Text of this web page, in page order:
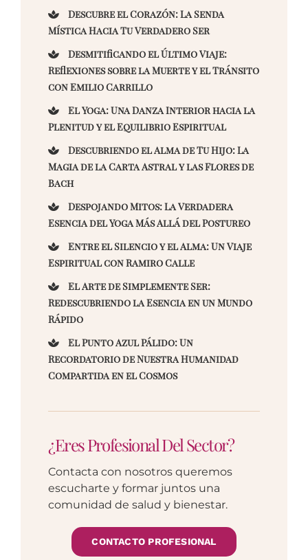
Descubre el Corazón: La Senda
Mística Hacia Tu Verdadero Ser
Desmitificando el Último Viaje:
Reflexiones sobre la Muerte y el Tránsito
con Emilio Carrillo
El Yoga: Una Danza Interior hacia la
Plenitud y el Equilibrio Espiritual
Descubriendo el Alma de Tu Hijo: La
Magia de la Carta Astral y las Flores de
Bach
Despojando Mitos: La Verdadera
Esencia del Yoga Más Allá del Postureo
Entre el Silencio y el Alma: Un Viaje
Espiritual con Ramiro Calle
El Arte de Simplemente Ser:
Redescubriendo la Esencia en un Mundo
Rápido
El Punto Azul Pálido: Un
Recordatorio de Nuestra Humanidad
Compartida en el Cosmos
¿Eres Profesional Del Sector?
Contacta con nosotros queremos
escucharte y formar juntos una
comunidad de salud y bienestar.
CONTACTO PROFESIONAL